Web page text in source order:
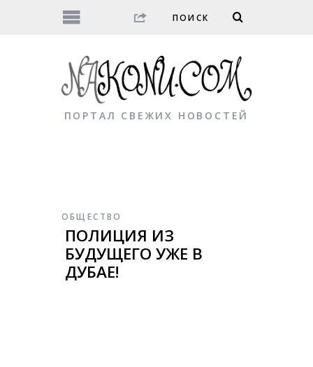
ПОРТАЛ СВЕЖИХ НОВОСТЕЙ
ОБЩЕСТВО
ПОЛИЦИЯ ИЗ
БУДУЩЕГО УЖЕ В
ДУБАЕ!